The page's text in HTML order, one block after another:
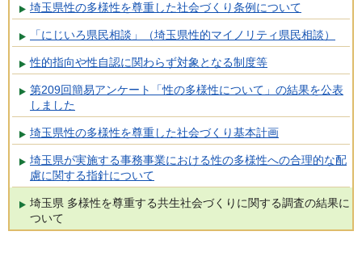
埼玉県性の多様性を尊重した社会づくり条例について
「にじいろ県民相談」（埼玉県性的マイノリティ県民相談）
性的指向や性自認に関わらず対象となる制度等
第209回簡易アンケート「性の多様性について」の結果を公表
しました
埼玉県性の多様性を尊重した社会づくり基本計画
埼玉県が実施する事務事業における性の多様性への合理的な配
慮に関する指針について
埼玉県 多様性を尊重する共生社会づくりに関する調査の結果に
ついて